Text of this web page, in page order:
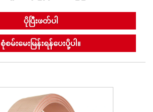
ပိုပြီးဖတ်ပါ
စုံစမ်းမေးမြန်းရန်ပေးပို့ပါ။